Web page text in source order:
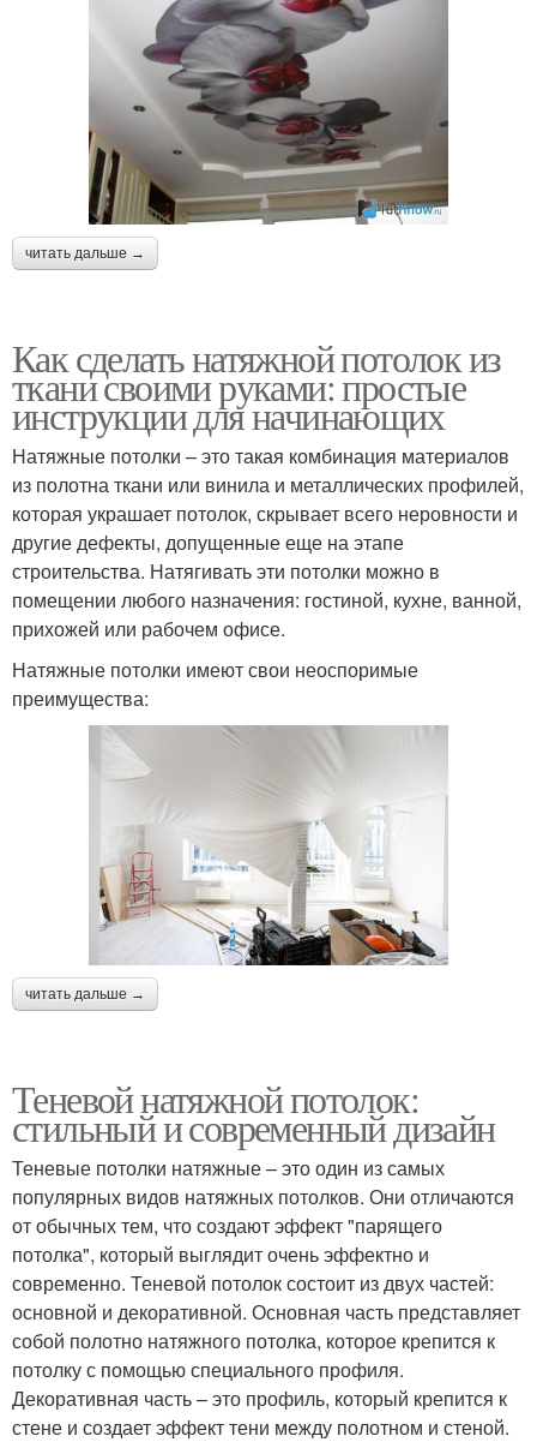
читать дальше →
Как сделать натяжной потолок из
ткани своими руками: простые
инструкции для начинающих
Натяжные потолки – это такая комбинация материалов
из полотна ткани или винила и металлических профилей,
которая украшает потолок, скрывает всего неровности и
другие дефекты, допущенные еще на этапе
строительства. Натягивать эти потолки можно в
помещении любого назначения: гостиной, кухне, ванной,
прихожей или рабочем офисе.
Натяжные потолки имеют свои неоспоримые
преимущества:
читать дальше →
Теневой натяжной потолок:
стильный и современный дизайн
Теневые потолки натяжные – это один из самых
популярных видов натяжных потолков. Они отличаются
от обычных тем, что создают эффект "парящего
потолка", который выглядит очень эффектно и
современно. Теневой потолок состоит из двух частей:
основной и декоративной. Основная часть представляет
собой полотно натяжного потолка, которое крепится к
потолку с помощью специального профиля.
Декоративная часть – это профиль, который крепится к
стене и создает эффект тени между полотном и стеной.